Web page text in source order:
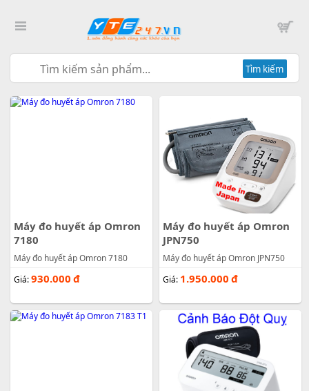
Tìm kiếm
Máy đo huyết áp Omron
7180
Máy đo huyết áp Omron 7180
Giá:930.000 đ
Máy đo huyết áp Omron
JPN750
Máy đo huyết áp Omron JPN750
Giá: 1.950.000 đ